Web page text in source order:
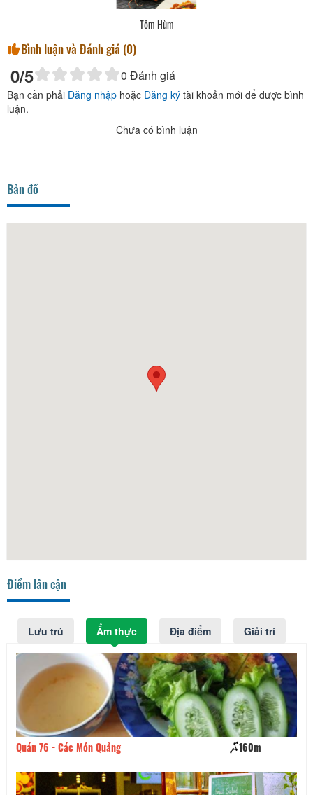
Tôm Hùm
Bình luận và Đánh giá (0)
0/5 0 Đánh giá
Bạn cần phải Đăng nhập hoặc Đăng ký tài khoản mới để được bình
luận.
Chưa có bình luận
Bản đồ
Điểm lân cận
Lưu trú Ẩm thực Địa điểm Giải trí
Quán 76 - Các Món Quảng 160m